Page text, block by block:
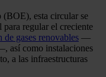
esta circular se
para regular el creciente
de gases renovables —
así como instalaciones
a las infraestructuras